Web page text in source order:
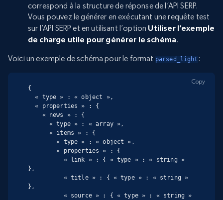
correspond à la structure de réponse de l’API SERP.
Vous pouvez le générer en exécutant une requête test
sur l’API SERP et en utilisant l’option Utiliser l’exemple
de charge utile pour générer le schéma.
Voici un exemple de schéma pour le format parsed_light :
{
  « type » : « object »,
  « properties » : {
        « type » : « object »,
        « properties » : {
},
},
Copy